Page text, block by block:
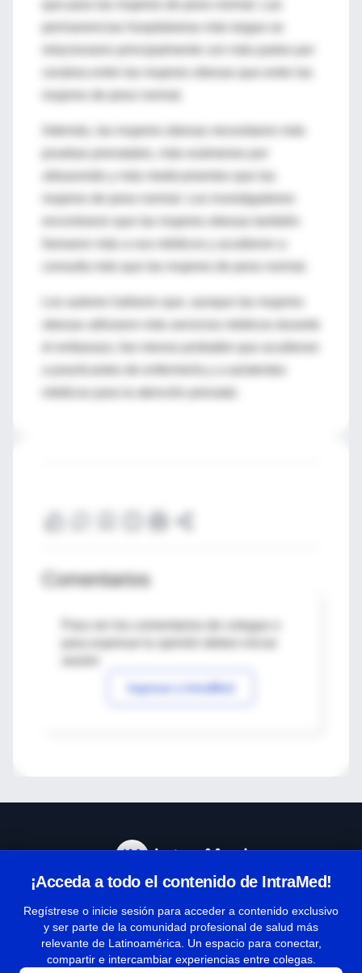
permanencias hospitalarias más largas se
mujeres de peso normal. Los investigadores
Los autores hallaron que, aunque las mujeres
Comentarios
Para ver los comentarios de colegas o
Ingresar a IntraMed
¡Acceda a todo el contenido de IntraMed!
Regístrese o inicie sesión para acceder a contenido exclusivo
y ser parte de la comunidad profesional de salud más
relevante de Latinoamérica. Un espacio para conectar,
compartir e intercambiar experiencias entre colegas.
Términos y condiciones
| Políticas de privacidad